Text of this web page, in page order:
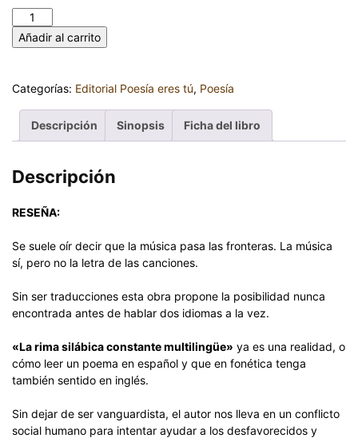
Añadir al carrito
Categorías: Editorial Poesía eres tú, Poesía
Descripción Sinopsis Ficha del libro
Descripción
RESEÑA:
Se suele oír decir que la música pasa las fronteras. La música
sí, pero no la letra de las canciones.
Sin ser traducciones esta obra propone la posibilidad nunca
encontrada antes de hablar dos idiomas a la vez.
«La rima silábica constante multilingüe» ya es una realidad, o
cómo leer un poema en español y que en fonética tenga
también sentido en inglés.
Sin dejar de ser vanguardista, el autor nos lleva en un conflicto
social humano para intentar ayudar a los desfavorecidos y